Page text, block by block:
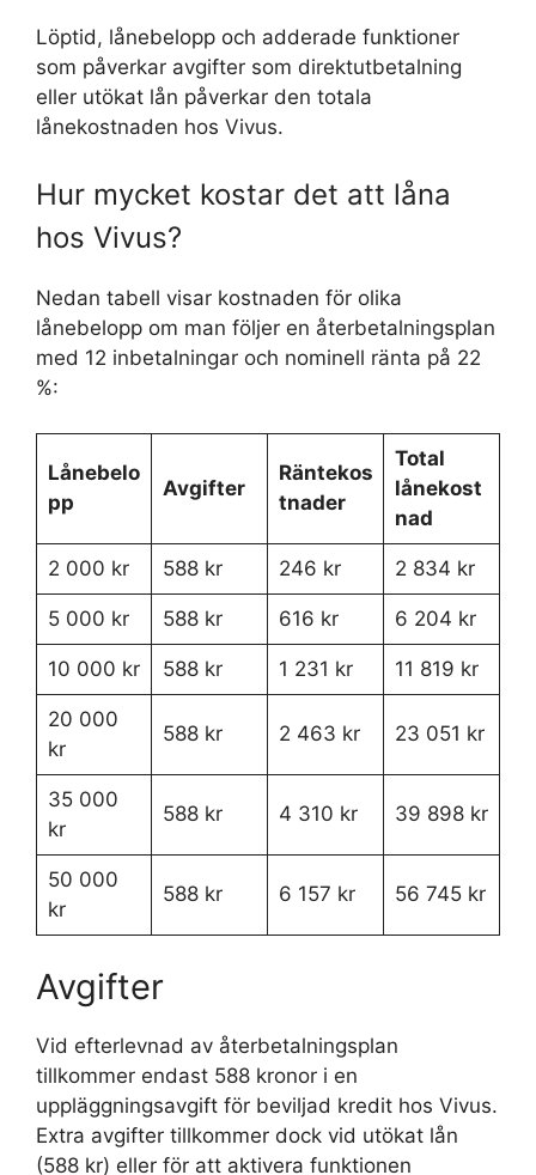
Löptid, lånebelopp och adderade funktioner
som påverkar avgifter som direktutbetalning
eller utökat lån påverkar den totala
lånekostnaden hos Vivus.
Hur mycket kostar det att låna
hos Vivus?
Nedan tabell visar kostnaden för olika
lånebelopp om man följer en återbetalningsplan
med 12 inbetalningar och nominell ränta på 22
%:
Lånebelo
pp
Avgifter
Räntekos
tnader
Total
lånekost
nad
2 000 kr 588 kr 246 kr 2 834 kr
5 000 kr 588 kr 616 kr 6 204 kr
10 000 kr 588 kr 1 231 kr 11 819 kr
20 000
kr
588 kr 2 463 kr 23 051 kr
35 000
kr
588 kr 4 310 kr 39 898 kr
50 000
kr
588 kr 6 157 kr 56 745 kr
Avgifter
Vid efterlevnad av återbetalningsplan
tillkommer endast 588 kronor i en
uppläggningsavgift för beviljad kredit hos Vivus.
Extra avgifter tillkommer dock vid utökat lån
(588 kr) eller för att aktivera funktionen